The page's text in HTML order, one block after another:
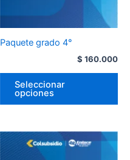
Paquete grado 4°
$ 160.000
Seleccionar
opciones